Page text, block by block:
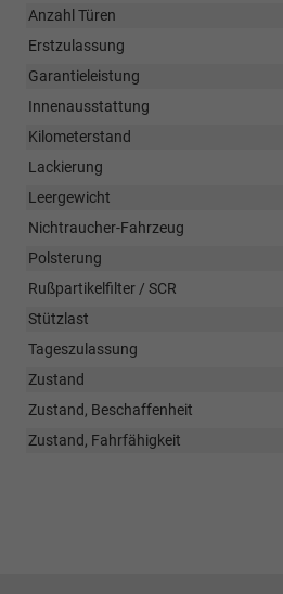
Anzahl Türen
Erstzulassung
Garantieleistung
Innenausstattung
Kilometerstand
Lackierung
Leergewicht
Nichtraucher-Fahrzeug
Polsterung
Rußpartikelfilter / SCR
Stützlast
Tageszulassung
Zustand
Zustand, Beschaffenheit
Zustand, Fahrfähigkeit